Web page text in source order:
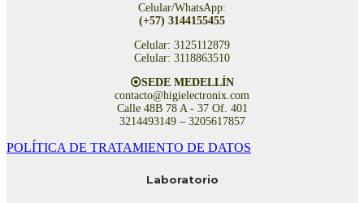
Celular/WhatsApp:
(+57) 3144155455
Celular: 3125112879
Celular: 3118863510
⦿SEDE MEDELLÍN
contacto@higielectronix.com
Calle 48B 78 A - 37 Of. 401
3214493149 – 3205617857
POLÍTICA DE TRATAMIENTO DE DATOS
Laboratorio